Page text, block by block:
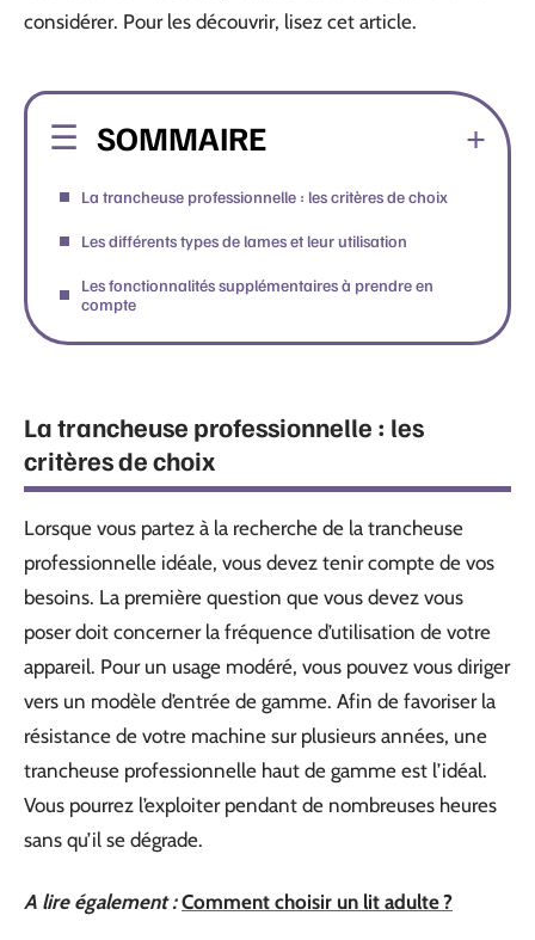
considérer. Pour les découvrir, lisez cet article.
SOMMAIRE
La trancheuse professionnelle : les critères de choix
Les différents types de lames et leur utilisation
Les fonctionnalités supplémentaires à prendre en
compte
La trancheuse professionnelle : les
critères de choix
Lorsque vous partez à la recherche de la trancheuse
professionnelle idéale, vous devez tenir compte de vos
besoins. La première question que vous devez vous
poser doit concerner la fréquence d’utilisation de votre
appareil. Pour un usage modéré, vous pouvez vous diriger
vers un modèle d’entrée de gamme. Afin de favoriser la
résistance de votre machine sur plusieurs années, une
trancheuse professionnelle haut de gamme est l’idéal.
Vous pourrez l’exploiter pendant de nombreuses heures
sans qu’il se dégrade.
A lire également : Comment choisir un lit adulte ?